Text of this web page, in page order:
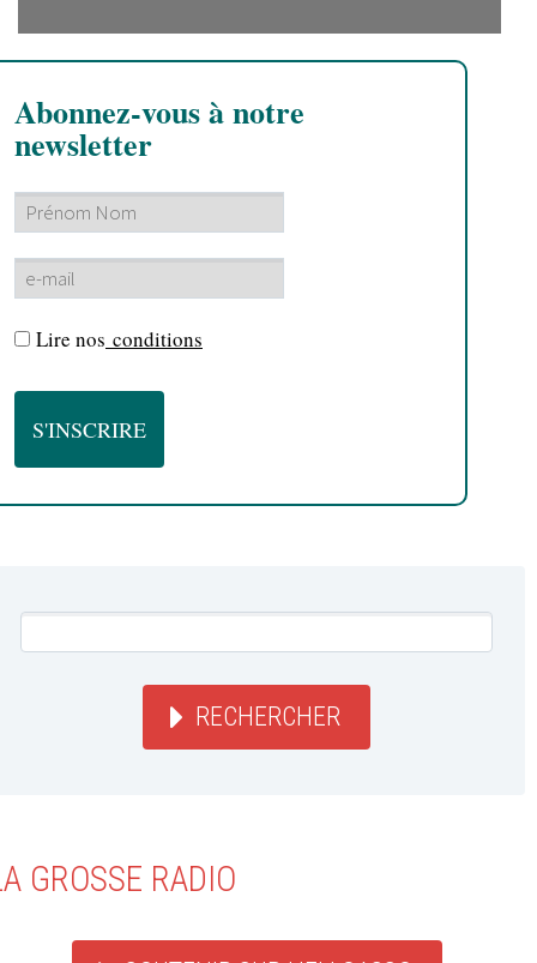
Abonnez-vous à notre
newsletter
Lire nos conditions
RECHERCHER
GROSSE RADIO